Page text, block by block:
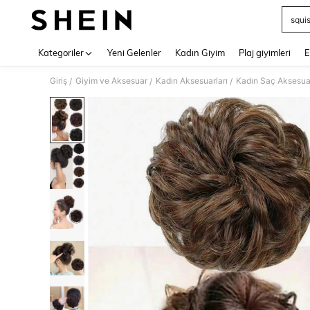
Kategoriler Yeni Gelenler Kadın Giyim Plaj giyimleri
Giriş / Giyim ve Aksesuar / Kadın Aksesuarları / Kadın Saç